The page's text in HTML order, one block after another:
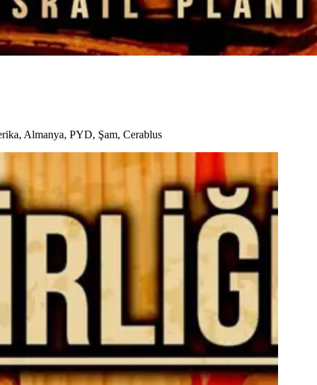
Almanya, PYD, Şam, Cerablus